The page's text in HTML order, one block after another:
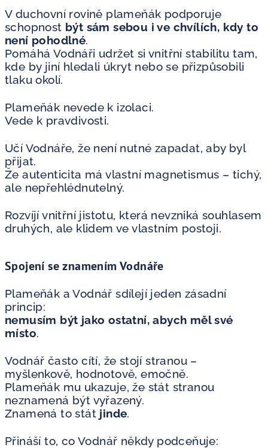
V duchovní rovině plameňák podporuje
schopnost být sám sebou i ve chvílích, kdy to
není pohodlné.
Pomáhá Vodnáři udržet si vnitřní stabilitu tam,
kde by jiní hledali úkryt nebo se přizpůsobili
tlaku okolí.
Plameňák nevede k izolaci.
Vede k pravdivosti.
Učí Vodnáře, že není nutné zapadat, aby byl
přijat.
Že autenticita má vlastní magnetismus – tichý,
ale nepřehlédnutelný.
Rozvíjí vnitřní jistotu, která nevzniká souhlasem
druhých, ale klidem ve vlastním postoji.
Spojení se znamením Vodnáře
Plameňák a Vodnář sdílejí jeden zásadní
princip:
nemusím být jako ostatní, abych měl své
místo.
Vodnář často cítí, že stojí stranou –
myšlenkově, hodnotově, emočně.
Plameňák mu ukazuje, že stát stranou
neznamená být vyřazený.
Znamená to stát jinde.
Přináší to, co Vodnář někdy podceňuje: